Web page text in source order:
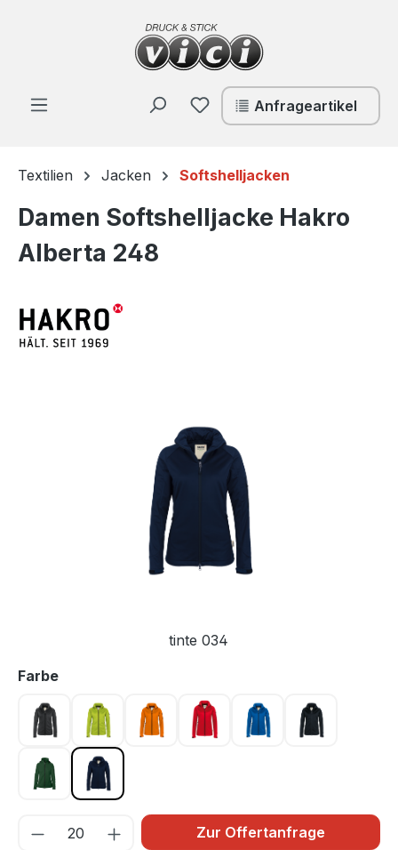
Zum Hauptinhalt springen
Du hast 0 Produkte auf
Anfrageartikel
Textilien Jacken Softshelljacken
Damen Softshelljacke Hakro
Alberta 248
tinte 034
Farbeauswählen
anthrazit 028kiwi 040orange 027rot 002 royalblau 010schwarz 005
tanne 072tinte 034
Zur Offertanfrage